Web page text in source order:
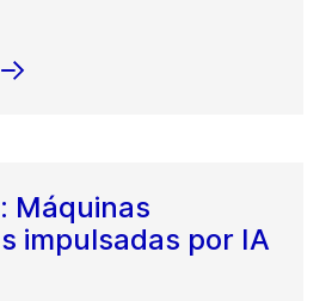
Máquinas
impulsadas por IA